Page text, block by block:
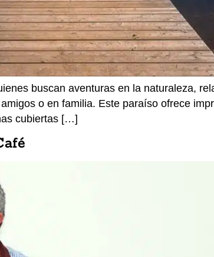
buscan aventuras en la naturaleza,
o en familia. Este paraíso ofrece
cubiertas […]